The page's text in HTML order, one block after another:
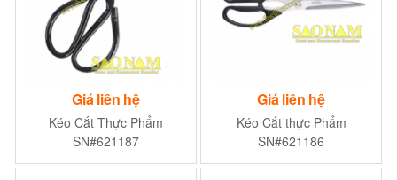
Giá liên hệ
Kéo Cắt Thực Phẩm
SN#621187
Giá liên hệ
Kéo Cắt thực Phẩm
SN#621186